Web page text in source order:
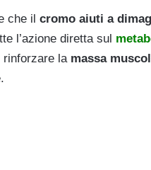
che il cromo aiuti a
l’azione diretta sul
rinforzare la massa